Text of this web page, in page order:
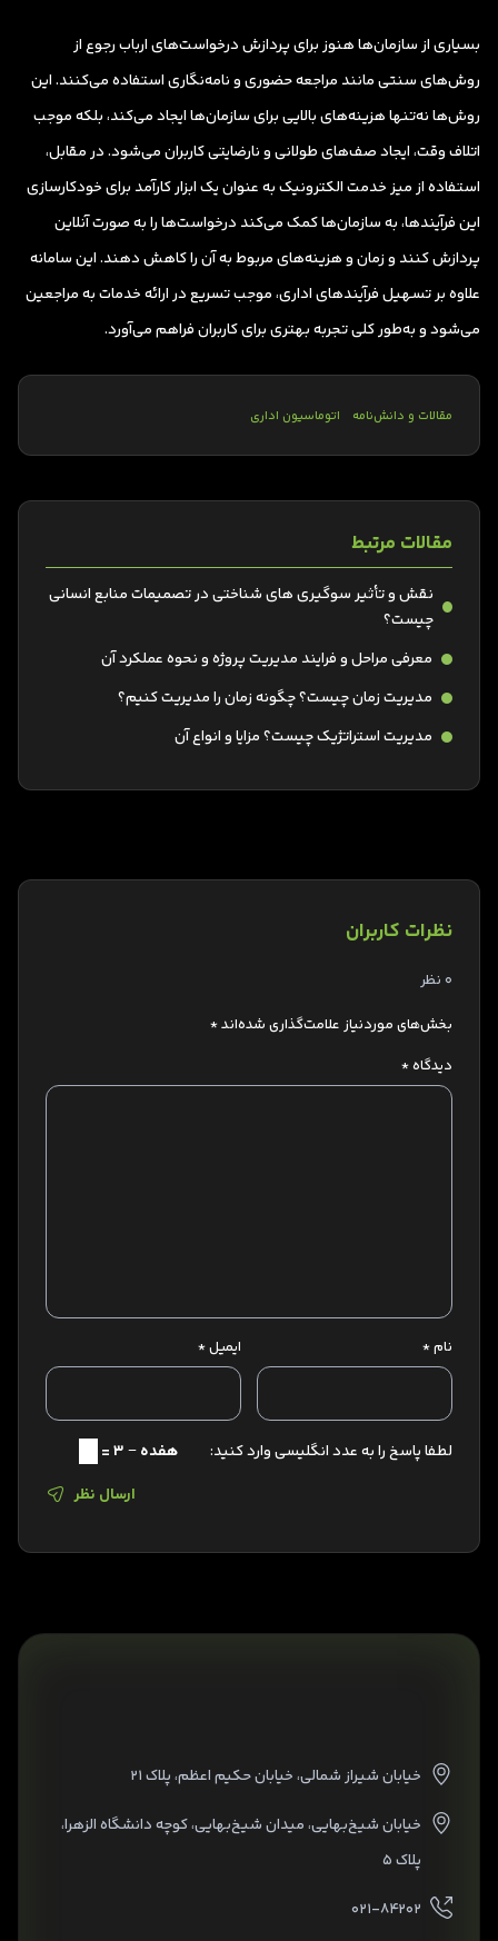
بسیاری از سازمان‌ها هنوز برای پردازش درخواست‌های ارباب رجوع از
روش‌های سنتی مانند مراجعه حضوری و نامه‌نگاری استفاده می‌کنند. این
روش‌ها نه‌تنها هزینه‌های بالایی برای سازمان‌ها ایجاد می‌کند، بلکه موجب
اتلاف وقت، ایجاد صف‌های طولانی و نارضایتی کاربران می‌شود. در مقابل،
استفاده از میز خدمت الکترونیک به عنوان یک ابزار کارآمد برای خودکارسازی
این فرآیندها، به سازمان‌ها کمک می‌کند درخواست‌ها را به صورت آنلاین
پردازش کنند و زمان و هزینه‌های مربوط به آن را کاهش دهند. این سامانه
علاوه بر تسهیل فرآیندهای اداری، موجب تسریع در ارائه خدمات به مراجعین
می‌شود و به‌طور کلی تجربه بهتری برای کاربران فراهم می‌آورد.
مقالات و دانش‌نامه اتوماسیون اداری
مقالات مرتبط
نقش و تأثیر سوگیری های شناختی در تصمیمات منابع انسانی
چیست؟
معرفی مراحل و فرایند مدیریت پروژه و نحوه عملکرد آن
مدیریت زمان چیست؟ چگونه زمان را مدیریت کنیم؟
مدیریت استراتژیک چیست؟ مزایا و انواع آن
نظرات کاربران
0 نظر
بخش‌های موردنیاز علامت‌گذاری شده‌اند*
دیدگاه*
نام* ایمیل*
لطفا پاسخ را به عدد انگلیسی وارد کنید:
هفده − 3 =
ارسال نظر
خیابان شیراز شمالی، خیابان حکیم اعظم، پلاک ۲۱
خیابان شیخ‌بهایی، میدان شیخ‌بهایی، کوچه دانشگاه الزهرا،
پلاک ۵
۰۲۱-۸۴۲۰۲